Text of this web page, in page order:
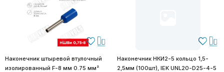
Наконечник штыревой втулочный
изолированный F-8 мм 0.75 мм²
Наконечник НКИ2-5 кольцо 1,5-
2,5мм (100шт), IEK UNL20-D25-4-5